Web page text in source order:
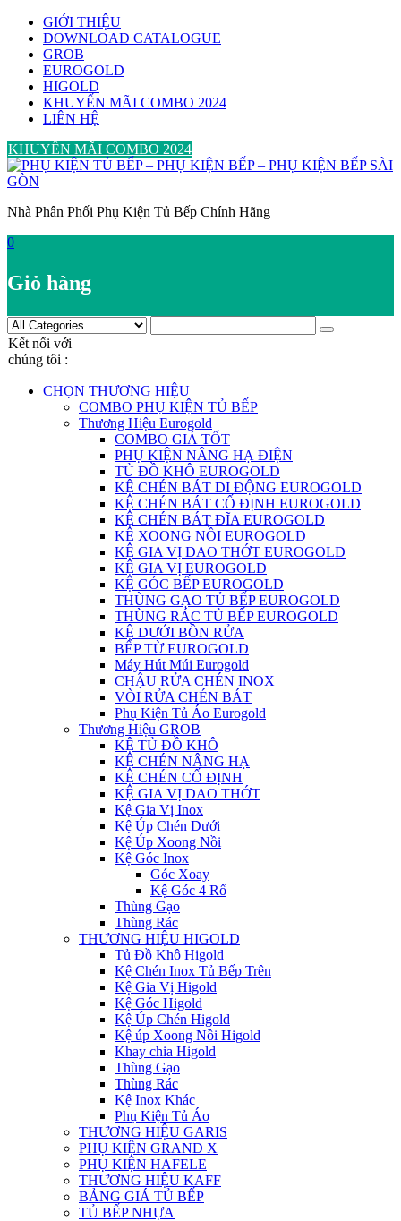
Skip
content
GIỚI THIỆU
DOWNLOAD CATALOGUE
GROB
EUROGOLD
HIGOLD
KHUYẾN MÃI COMBO 2024
LIÊN HỆ
KHUYẾN MÃI COMBO 2024
Nhà Phân Phối Phụ Kiện Tủ Bếp Chính Hãng
0
Giỏ hàng
Kết nối với
chúng tôi :
CHỌN THƯƠNG HIỆU
COMBO PHỤ KIỆN TỦ BẾP
Thương Hiệu Eurogold
COMBO GIÁ TỐT
PHỤ KIỆN NÂNG HẠ ĐIỆN
TỦ ĐỒ KHÔ EUROGOLD
KỆ CHÉN BÁT DI ĐỘNG EUROGOLD
KỆ CHÉN BÁT CỐ ĐỊNH EUROGOLD
KỆ CHÉN BÁT ĐĨA EUROGOLD
KỆ XOONG NỒI EUROGOLD
KỆ GIA VỊ DAO THỚT EUROGOLD
KỆ GIA VỊ EUROGOLD
KỆ GÓC BẾP EUROGOLD
THÙNG GẠO TỦ BẾP EUROGOLD
THÙNG RÁC TỦ BẾP EUROGOLD
KỆ DƯỚI BỒN RỬA
BẾP TỪ EUROGOLD
Máy Hút Múi Eurogold
CHẬU RỬA CHÉN INOX
VÒI RỬA CHÉN BÁT
Phụ Kiện Tủ Áo Eurogold
Thương Hiệu GROB
KỆ TỦ ĐỒ KHÔ
KỆ CHÉN NÂNG HẠ
KỆ CHÉN CỐ ĐỊNH
KỆ GIA VỊ DAO THỚT
Kệ Gia Vị Inox
Kệ Úp Chén Dưới
Kệ Úp Xoong Nồi
Kệ Góc Inox
Góc Xoay
Kệ Góc 4 Rổ
Thùng Gạo
Thùng Rác
THƯƠNG HIỆU HIGOLD
Tủ Đồ Khô Higold
Kệ Chén Inox Tủ Bếp Trên
Kệ Gia Vị Higold
Kệ Góc Higold
Kệ Úp Chén Higold
Kệ úp Xoong Nồi Higold
Khay chia Higold
Thùng Gạo
Thùng Rác
Kệ Inox Khác
Phụ Kiện Tủ Áo
THƯƠNG HIỆU GARIS
PHỤ KIỆN GRAND X
PHỤ KIỆN HAFELE
THƯƠNG HIỆU KAFF
BẢNG GIÁ TỦ BẾP
TỦ BẾP NHỰA